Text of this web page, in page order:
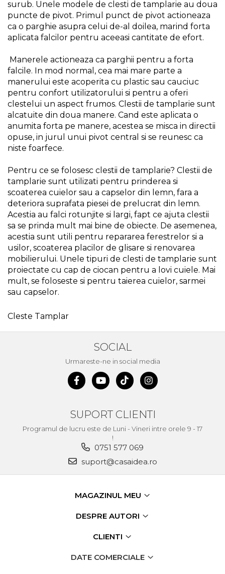
Perie de Sarma
Capsator Manual
Adaptor Unghiular
Bormasina
Nicovala fierarie
Chei
Scari
Echipamente de Lucru &
Protectia Muncii
Pistol Spuma Poliuretanica
Pistol Silicon (Tub de
Silicon)
Termometru Infrarosu
tamplarie si alte domenii
Suruburi si dibluri
Carlige de Ridicare
Dispozitive de Taiat si
Manipulat Sticla
Demolatoare cu SDS-MAX / SDS-
Suporti & Discuri
Masini de Frezat Verticale
Letcoane & Consumabile
Pistol de lipit si accesorii
surub. Unele modele de clesti de tamplarie au doua
puncte de pivot. Primul punct de pivot actioneaza
ca o parghie asupra celui de-al doilea, marind forta
aplicata falcilor pentru aceeasi cantitate de efort.
Manerele actioneaza ca parghii pentru a forta
falcile. In mod normal, cea mai mare parte a
manerului este acoperita cu plastic sau cauciuc
pentru confort utilizatorului si pentru a oferi
clestelui un aspect frumos. Clestii de tamplarie sunt
alcatuite din doua manere. Cand este aplicata o
anumita forta pe manere, acestea se misca in directii
opuse, in jurul unui pivot central si se reunesc ca
niste foarfece.
Pentru ce se folosesc clestii de tamplarie? Clestii de
tamplarie sunt utilizati pentru prinderea si
scoaterea cuielor sau a capselor din lemn, fara a
deteriora suprafata piesei de prelucrat din lemn.
Acestia au falci rotunjite si largi, fapt ce ajuta clestii
sa se prinda mult mai bine de obiecte. De asemenea,
acestia sunt utili pentru repararea ferestrelor si a
usilor, scoaterea placilor de glisare si renovarea
mobilierului. Unele tipuri de clesti de tamplarie sunt
proiectate cu cap de ciocan pentru a lovi cuiele. Mai
mult, se foloseste si pentru taierea cuielor, sarmei
sau capselor.
Cleste Tamplar
SOCIAL
Urmareste-ne in social media
SUPORT CLIENTI
Programul de lucru este de Luni - Vineri intre orele 9 - 17
!
0751 577 069
suport@casaidea.ro
MAGAZINUL MEU
DESPRE AUTORI
CLIENTI
DATE COMERCIALE